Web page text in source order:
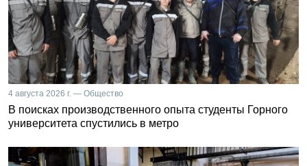
4 августа 2026 г. — Общество
В поисках производственного опыта студенты Горного
университета спустились в метро